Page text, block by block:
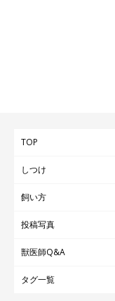
TOP
しつけ
飼い方
投稿写真
獣医師Q&A
タグ一覧